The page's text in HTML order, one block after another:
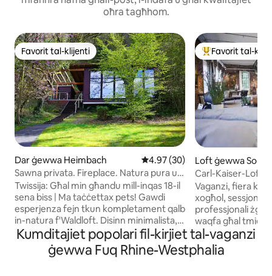
oħra tagħhom.
Favorit tal-klijenti
Favorit tal-klijenti
Dar ġewwa Heimbach Rating medju ta' 4.97 minn 5,
4.97 (30)
Sawna privata. Fireplace. Natura pura u
kwiet.
Twissija: Għal min għandu mill-inqas 18-il
sena biss | Ma taċċettax pets! Gawdi
esperjenza fejn tkun kompletament qalb
in-natura f'Waldloft. Disinn minimalista,
materjali naturali u veduti panoramiċi tal-
Park Nazzjonali ta' Eifel joħolqu post fejn
toqgħod li jgħinek tirrilassa b'mod
Wieħed mill-
Favorit tal-
Loft ġewwa
Carl-Kaiser-Loft II
Cologne
Vaganzi, fiera
xogħol, sessjoni
professjonali
waqfa għal
oħra, speċjali?
istess paġna. Id-
kompletament
Kumditajiet popolari fil-kirjiet tal-vaganzi
ġewwa Fuq Rhine-Westphalia